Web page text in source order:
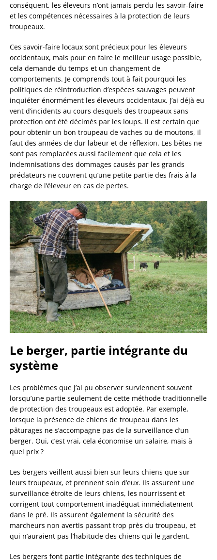
conséquent, les éleveurs n’ont jamais perdu les savoir-faire
et les compétences nécessaires à la protection de leurs
troupeaux.
Ces savoir-faire locaux sont précieux pour les éleveurs
occidentaux, mais pour en faire le meilleur usage possible,
cela demande du temps et un changement de
comportements. Je comprends tout à fait pourquoi les
politiques de réintroduction d’espèces sauvages peuvent
inquiéter énormément les éleveurs occidentaux. J’ai déjà eu
vent d’incidents au cours desquels des troupeaux sans
protection ont été décimés par les loups. Il est certain que
pour obtenir un bon troupeau de vaches ou de moutons, il
faut des années de dur labeur et de réflexion. Les bêtes ne
sont pas remplacées aussi facilement que cela et les
indemnisations des dommages causés par les grands
prédateurs ne couvrent qu’une petite partie des frais à la
charge de l’éleveur en cas de pertes.
Le berger, partie intégrante du
système
Les problèmes que j’ai pu observer surviennent souvent
lorsqu’une partie seulement de cette méthode traditionnelle
de protection des troupeaux est adoptée. Par exemple,
lorsque la présence de chiens de troupeau dans les
pâturages ne s’accompagne pas de la surveillance d’un
berger. Oui, c’est vrai, cela économise un salaire, mais à
quel prix ?
Les bergers veillent aussi bien sur leurs chiens que sur
leurs troupeaux, et prennent soin d’eux. Ils assurent une
surveillance étroite de leurs chiens, les nourrissent et
corrigent tout comportement inadéquat immédiatement
dans le pré. Ils assurent également la sécurité des
marcheurs non avertis passant trop près du troupeau, et
qui n’auraient pas l’habitude des chiens qui le gardent.
Les bergers font partie intégrante des techniques de